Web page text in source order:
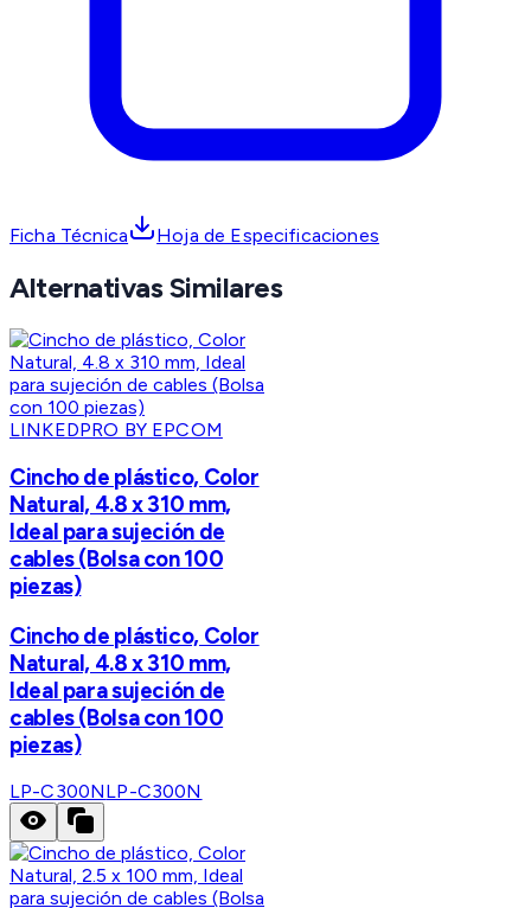
Ficha Técnica Hoja de Especificaciones
Alternativas Similares
LINKEDPRO BY EPCOM
Cincho de plástico, Color
Natural, 4.8 x 310 mm,
Ideal para sujeción de
cables (Bolsa con 100
piezas)
Cincho de plástico, Color
Natural, 4.8 x 310 mm,
Ideal para sujeción de
cables (Bolsa con 100
piezas)
LP-C300NLP-C300N